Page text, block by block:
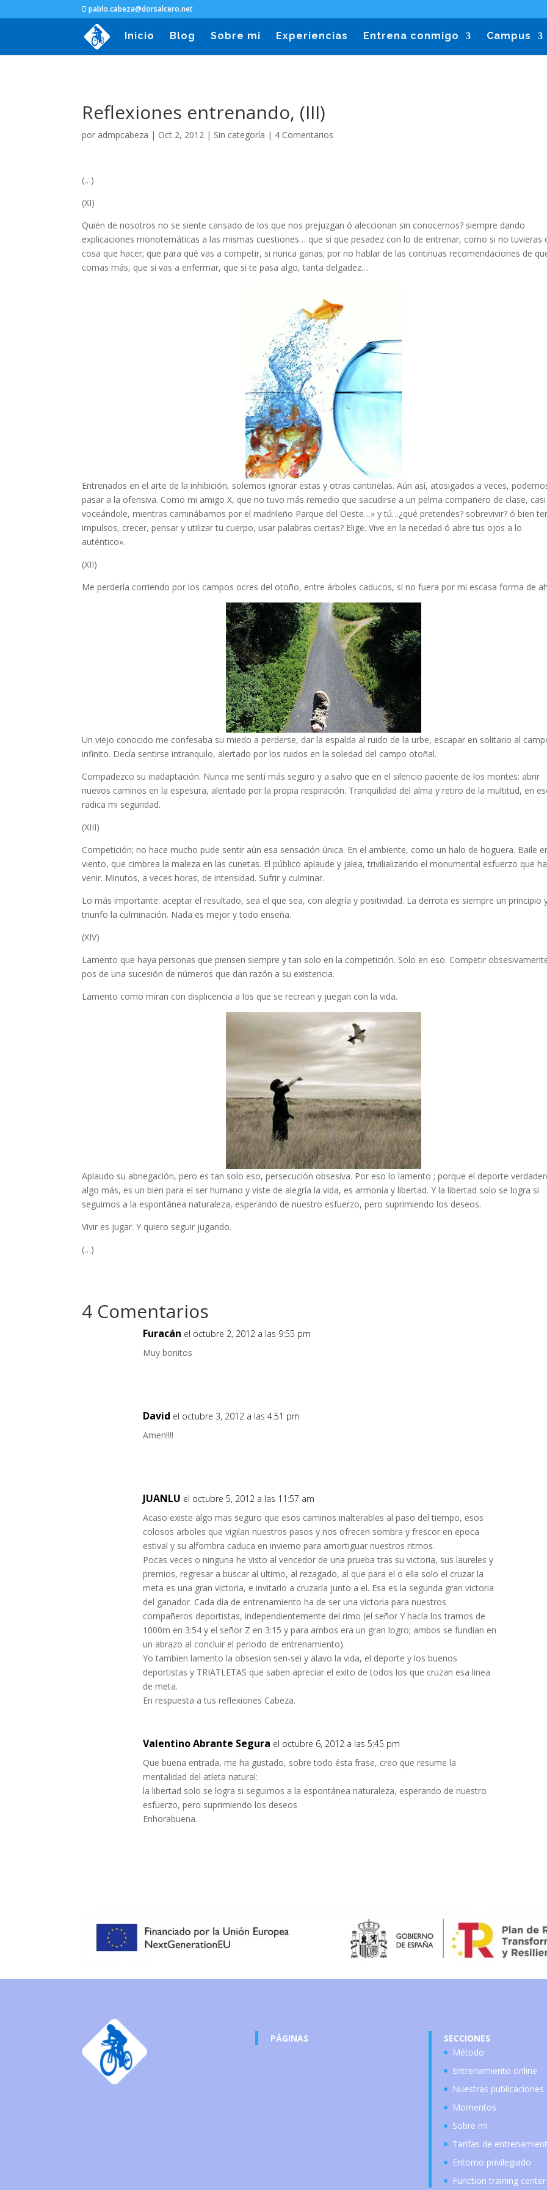
pablo.cabeza@dorsalcero.net
Inicio Blog Sobre mi Experiencias Entrena conmigo Campus
Reflexiones entrenando, (III)
por admpcabeza | Oct 2, 2012 | Sin categoría | 4 Comentarios
(…)
(XI)
Quién de nosotros no se siente cansado de los que nos prejuzgan ó aleccionan sin conocernos? siempre dando
explicaciones monotemáticas a las mismas cuestiones… que si que pesadez con lo de entrenar, como si no tuvieras
cosa que hacer; que para qué vas a competir, si nunca ganas; por no hablar de las continuas recomendaciones de
comas más, que si vas a enfermar, que si te pasa algo, tanta delgadez…
Entrenados en el arte de la inhibición, solemos ignorar estas y otras cantinelas. Aún así, atosigados a veces,
pasar a la ofensiva. Como mi amigo X, que no tuvo más remedio que sacudirse a un pelma compañero de clase, casi
voceándole, mientras caminábamos por el madrileño Parque del Oeste…» y tú…¿qué pretendes? sobrevivir? ó bien
impulsos, crecer, pensar y utilizar tu cuerpo, usar palabras ciertas? Elige. Vive en la necedad ó abre tus ojos a lo
auténtico».
(XII)
Me perdería corriendo por los campos ocres del otoño, entre árboles caducos, si no fuera por mi escasa forma de
Un viejo conocido me confesaba su miedo a perderse, dar la espalda al ruido de la urbe, escapar en solitario al
infinito. Decía sentirse intranquilo, alertado por los ruidos en la soledad del campo otoñal.
Compadezco su inadaptación. Nunca me sentí más seguro y a salvo que en el silencio paciente de los montes: abrir
nuevos caminos en la espesura, alentado por la propia respiración. Tranquilidad del alma y retiro de la multitud, en
radica mi seguridad.
(XIII)
Competición; no hace mucho pude sentir aún esa sensación única. En el ambiente, como un halo de hoguera. Baile
viento, que cimbrea la maleza en las cunetas. El público aplaude y jalea, trivilializando el monumental esfuerzo que
venir. Minutos, a veces horas, de intensidad. Sufrir y culminar.
Lo más importante: aceptar el resultado, sea el que sea, con alegría y positividad. La derrota es siempre un principio
triunfo la culminación. Nada es mejor y todo enseña.
(XIV)
Lamento que haya personas que piensen siempre y tan solo en la competición. Solo en eso. Competir
pos de una sucesión de números que dan razón a su existencia.
Lamento como miran con displicencia a los que se recrean y juegan con la vida.
Aplaudo su abnegación, pero es tan solo eso, persecución obsesiva. Por eso lo lamento ; porque el deporte
algo más, es un bien para el ser humano y viste de alegría la vida, es armonía y libertad. Y la libertad solo se logra si
seguimos a la espontánea naturaleza, esperando de nuestro esfuerzo, pero suprimiendo los deseos.
Vivir es jugar. Y quiero seguir jugando.
(…)
4 Comentarios
Furacán el octubre 2, 2012 a las 9:55 pm
Muy bonitos
David el octubre 3, 2012 a las 4:51 pm
Amen!!!!
JUANLU el octubre 5, 2012 a las 11:57 am
Acaso existe algo mas seguro que esos caminos inalterables al paso del tiempo, esos
colosos arboles que vigilan nuestros pasos y nos ofrecen sombra y frescor en epoca
estival y su alfombra caduca en invierno para amortiguar nuestros ritmos.
Pocas veces o ninguna he visto al vencedor de una prueba tras su victoria, sus laureles y
premios, regresar a buscar al ultimo, al rezagado, al que para el o ella solo el cruzar la
meta es una gran victoria, e invitarlo a cruzarla junto a el. Esa es la segunda gran victoria
del ganador. Cada día de entrenamiento ha de ser una victoria para nuestros
compañeros deportistas, independientemente del rimo (el señor Y hacía los tramos de
1000m en 3:54 y el señor Z en 3:15 y para ambos era un gran logro; ambos se fundían en
un abrazo al concluir el periodo de entrenamiento).
Yo tambien lamento la obsesion sen-sei y alavo la vida, el deporte y los buenos
deportistas y TRIATLETAS que saben apreciar el exito de todos los que cruzan esa linea
de meta.
En respuesta a tus reflexiones Cabeza.
Valentino Abrante Segura el octubre 6, 2012 a las 5:45 pm
Que buena entrada, me ha gustado, sobre todo ésta frase, creo que resume la
mentalidad del atleta natural:
la libertad solo se logra si seguimos a la espontánea naturaleza, esperando de nuestro
esfuerzo, pero suprimiendo los deseos
Enhorabuena.
PÁGINAS
SECCIONES
Método
Entrenamiento online
Nuestras publicaciones
Momentos
Sobre mi
Tarifas de
Entorno privilegiado
Function training center